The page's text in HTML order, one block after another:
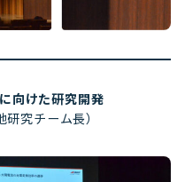
向けた研究開発
究チーム長）